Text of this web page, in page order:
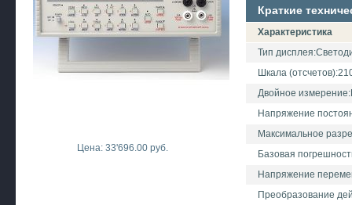
Цена: 33'696.00 руб.
Краткие
Характеристика
Тип
Шкала
Двойное
Напряжение
Максимальное
Базовая
Напряжение
Преобразование